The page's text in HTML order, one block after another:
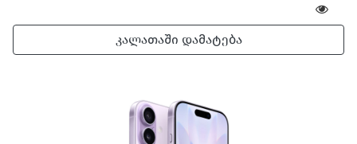
კალათაში დამატება